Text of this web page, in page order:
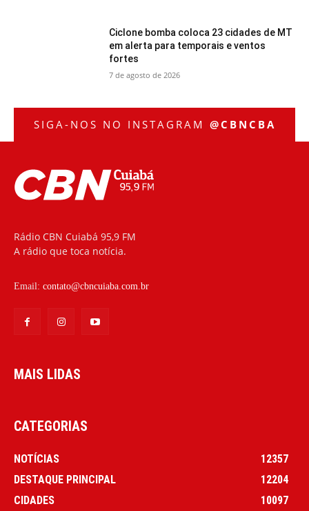
Ciclone bomba coloca 23 cidades de MT
em alerta para temporais e ventos
fortes
7 de agosto de 2026
SIGA-NOS NO INSTAGRAM @CBNCBA
Rádio CBN Cuiabá 95,9 FM
A rádio que toca notícia.
Email: contato@cbncuiaba.com.br
MAIS LIDAS
CATEGORIAS
NOTÍCIAS
12357
DESTAQUE PRINCIPAL
12204
CIDADES
10097